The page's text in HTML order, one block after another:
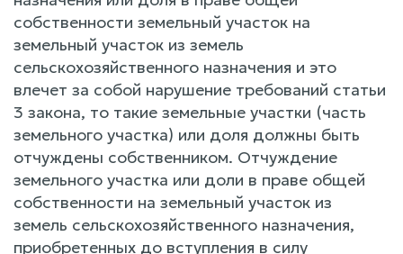
собственности земельный участок на
земельный участок из земель
сельскохозяйственного назначения и это
влечет за собой нарушение требований статьи
3 закона, то такие земельные участки (часть
земельного участка) или доля должны быть
отчуждены собственником. Отчуждение
земельного участка или доли в праве общей
собственности на земельный участок из
земель сельскохозяйственного назначения,
приобретенных до вступления в силу